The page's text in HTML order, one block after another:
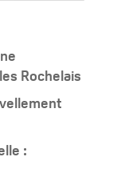
Rochelais
: